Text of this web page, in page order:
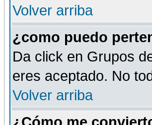
Volver arriba
¿como puedo
Da click en Grupos
eres aceptado. No
Volver arriba